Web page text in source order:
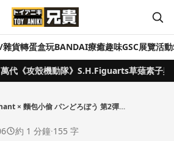
雜貨轉蛋盒玩BANDAI療癒趣味GSC展覽活動
代《攻殼機動隊》S.H.Figuarts草薙素子
kenelephant × 麵包小偷 パンどろぼう 第2彈 扭蛋來囉！！葡萄乾吐司可愛度上升中
約 1 分鐘·155 字